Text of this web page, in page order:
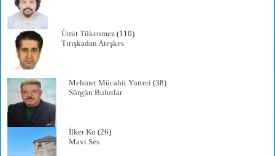
Ümit Tükenmez (110)
Tırışkadan Ateşkes
Mehmet Mücahit Yurteri (38)
Sürgün Bulutlar
İlker Ko (26)
Mavi Ses